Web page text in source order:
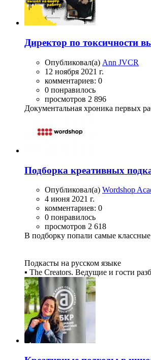
Директор по токсичности
Опубликовал(а) Ann JVCR
12 ноября 2021 г.
комментариев: 0
0 понравилось
просмотров 2 896
Документальная хроника первых
Подборка креативных
Опубликовал(а) Wordshop
4 июня 2021 г.
комментариев: 0
0 понравилось
просмотров 2 618
В подборку попали самые классные
Подкасты на русском языке
▪ The Creators. Ведущие и гости